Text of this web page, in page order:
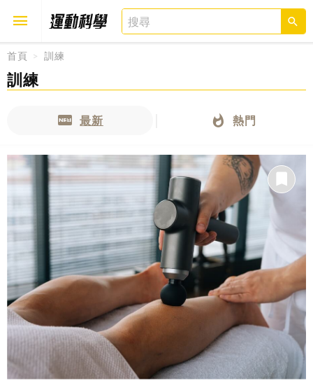
首頁 訓練
訓練
最新 熱門